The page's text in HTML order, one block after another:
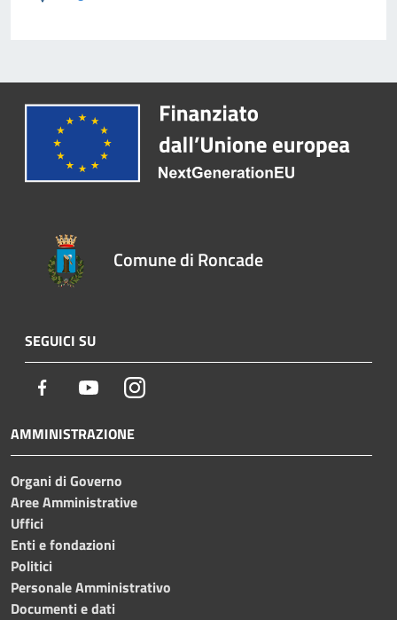
Comune di Roncade
SEGUICI SU
Facebook YoutubeInstagram
AMMINISTRAZIONE
Organi di Governo
Aree Amministrative
Uffici
Enti e fondazioni
Politici
Personale Amministrativo
Documenti e dati